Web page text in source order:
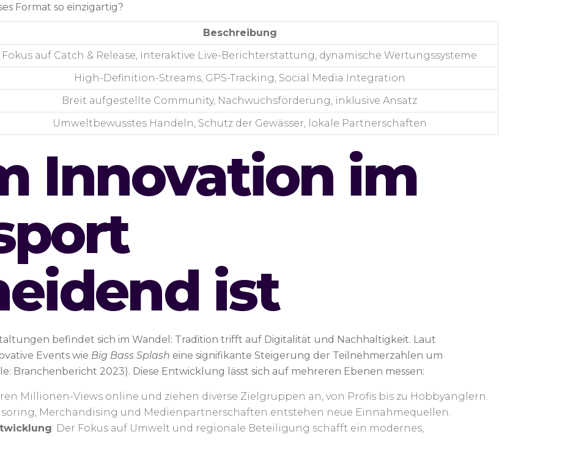
Format so einzigartig?
Beschreibung
Fokus auf Catch & Release, interaktive Live-Berichterstattung, dynamische Wertungssysteme
High-Definition-Streams, GPS-Tracking, Social Media Integration
Breit aufgestellte Community, Nachwuchsförderung, inklusive Ansatz
Umweltbewusstes Handeln, Schutz der Gewässer, lokale Partnerschaften
Innovation im
ist
befindet sich im Wandel: Tradition trifft auf Digitalität und Nachhaltigkeit. Laut
Events wie Big Bass Splash eine signifikante Steigerung der Teilnehmerzahlen um
Branchenbericht 2023). Diese Entwicklung lässt sich auf mehreren Ebenen messen:
Millionen-Views online und ziehen diverse Zielgruppen an, von Profis bis zu Hobbyanglern.
Merchandising und Medienpartnerschaften entstehen neue Einnahmequellen.
: Der Fokus auf Umwelt und regionale Beteiligung schafft ein modernes,